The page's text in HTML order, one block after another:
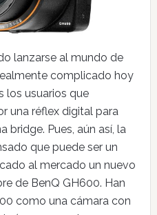
lanzarse al mundo de
complicado hoy
los usuarios que
una réflex digital para
bridge. Pues, aún así, la
que puede ser un
al mercado un nuevo
de BenQ GH600. Han
como una cámara con